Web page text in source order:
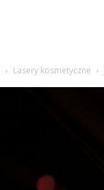
Lasery kosmetyczne